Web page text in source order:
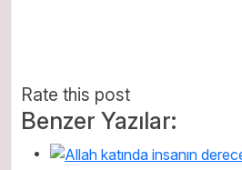
Rate this post
Benzer Yazılar: